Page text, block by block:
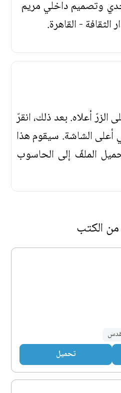
وتصميم داخلي مريم
- القاهرة.
الزرّ أعلاه. بعد ذلك، انقرّ
أعلى الشاشة. سيقوم هذا
الملفّ إلى الحاسوب
من الكتب
تحميل